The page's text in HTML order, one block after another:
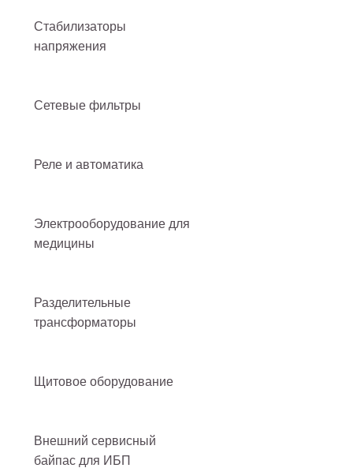
Стабилизаторы
напряжения
Сетевые фильтры
Реле и автоматика
Электрооборудование для
медицины
Разделительные
трансформаторы
Щитовое оборудование
Внешний сервисный
байпас для ИБП